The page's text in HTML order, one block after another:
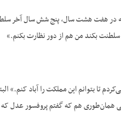
که در هفت هشت سال، پنج شش سال
بکند من هم از دور نظارت بکنم.»
تا بتوانم این مملکت را آباد کنم.»
همان‌طوری هم که گفتم پروفسور عدل